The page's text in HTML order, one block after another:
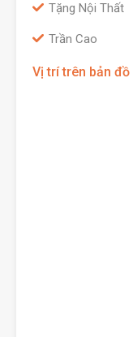
Tặng Nội Thất
Trần Cao
Vị trí trên bản đồ